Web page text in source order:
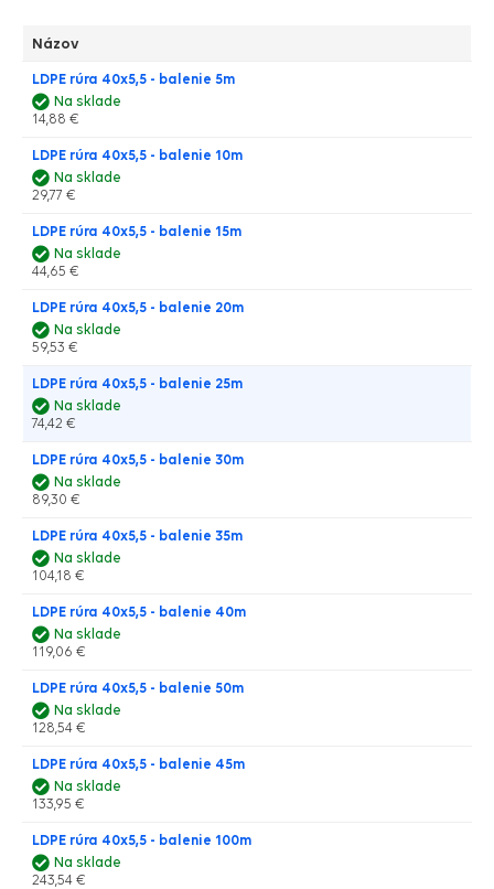
Názov
LDPE rúra 40x5,5 - balenie 5m
Na sklade
14,88 €
LDPE rúra 40x5,5 - balenie 10m
Na sklade
29,77 €
LDPE rúra 40x5,5 - balenie 15m
Na sklade
44,65 €
LDPE rúra 40x5,5 - balenie 20m
Na sklade
59,53 €
LDPE rúra 40x5,5 - balenie 25m
Na sklade
74,42 €
LDPE rúra 40x5,5 - balenie 30m
Na sklade
89,30 €
LDPE rúra 40x5,5 - balenie 35m
Na sklade
104,18 €
LDPE rúra 40x5,5 - balenie 40m
Na sklade
119,06 €
LDPE rúra 40x5,5 - balenie 50m
Na sklade
128,54 €
LDPE rúra 40x5,5 - balenie 45m
Na sklade
133,95 €
LDPE rúra 40x5,5 - balenie 100m
Na sklade
243,54 €